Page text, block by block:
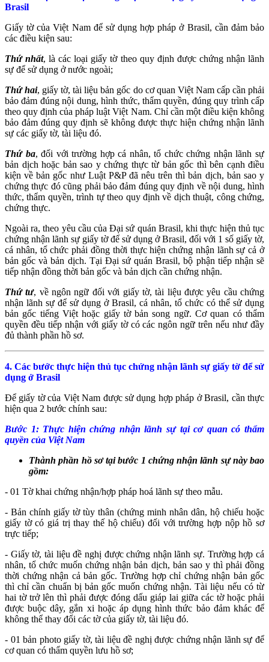
Brasil
Giấy tờ của Việt Nam để sử dụng hợp pháp ở Brasil, cần đảm bảo
các điều kiện sau:
Thứ nhất, là các loại giấy tờ theo quy định được chứng nhận lãnh
sự để sử dụng ở nước ngoài;
Thứ hai, giấy tờ, tài liệu bản gốc do cơ quan Việt Nam cấp cần phải
bảo đảm đúng nội dung, hình thức, thẩm quyền, đúng quy trình cấp
theo quy định của pháp luật Việt Nam. Chỉ cần một điều kiện không
bảo đảm đúng quy định sẽ không được thực hiện chứng nhận lãnh
sự các giấy tờ, tài liệu đó.
Thứ ba, đối với trường hợp cá nhân, tổ chức chứng nhận lãnh sự
bản dịch hoặc bản sao y chứng thực từ bản gốc thì bên cạnh điều
kiện về bản gốc như Luật P&P đã nêu trên thì bản dịch, bản sao y
chứng thực đó cũng phải bảo đảm đúng quy định về nội dung, hình
thức, thẩm quyền, trình tự theo quy định về dịch thuật, công chứng,
chứng thực.
Ngoài ra, theo yêu cầu của Đại sứ quán Brasil, khi thực hiện thủ tục
chứng nhận lãnh sự giấy tờ để sử dụng ở Brasil, đối với 1 số giấy tờ,
cá nhân, tổ chức phải đồng thời thực hiện chứng nhận lãnh sự cả ở
bản gốc và bản dịch. Tại Đại sứ quán Brasil, bộ phận tiếp nhận sẽ
tiếp nhận đồng thời bản gốc và bản dịch cần chứng nhận.
Thứ tư, về ngôn ngữ đối với giấy tờ, tài liệu được yêu cầu chứng
nhận lãnh sự để sử dụng ở Brasil, cá nhân, tổ chức có thể sử dụng
bản gốc tiếng Việt hoặc giấy tờ bản song ngữ. Cơ quan có thẩm
quyền đều tiếp nhận với giấy tờ có các ngôn ngữ trên nếu như đầy
đủ thành phần hồ sơ.
4. Các bước thực hiện thủ tục chứng nhận lãnh sự giấy tờ để sử
dụng ở Brasil
Để giấy tờ của Việt Nam được sử dụng hợp pháp ở Brasil, cần thực
hiện qua 2 bước chính sau:
Bước 1: Thực hiện chứng nhận lãnh sự tại cơ quan có thẩm
quyền của Việt Nam
Thành phần hồ sơ tại bước 1 chứng nhận lãnh sự này bao
gồm:
- 01 Tờ khai chứng nhận/hợp pháp hoá lãnh sự theo mẫu.
- Bản chính giấy tờ tùy thân (chứng minh nhân dân, hộ chiếu hoặc
giấy tờ có giá trị thay thế hộ chiếu) đối với trường hợp nộp hồ sơ
trực tiếp;
- Giấy tờ, tài liệu đề nghị được chứng nhận lãnh sự. Trường hợp cá
nhân, tổ chức muốn chứng nhận bản dịch, bản sao y thì phải đồng
thời chứng nhận cả bản gốc. Trường hợp chỉ chứng nhận bản gốc
thì chỉ cần chuẩn bị bản gốc muốn chứng nhận. Tài liệu nếu có từ
hai tờ trở lên thì phải được đóng dấu giáp lai giữa các tờ hoặc phải
được buộc dây, gắn xi hoặc áp dụng hình thức bảo đảm khác để
không thể thay đổi các tờ của giấy tờ, tài liệu đó.
- 01 bản photo giấy tờ, tài liệu đề nghị được chứng nhận lãnh sự để
cơ quan có thẩm quyền lưu hồ sơ;